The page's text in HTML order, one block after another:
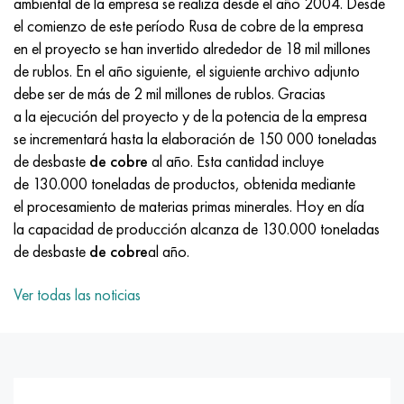
el comienzo de este período Rusa de cobre de la empresa
en el proyecto se han invertido alrededor de 18 mil millones
de rublos. En el año siguiente, el siguiente archivo adjunto
debe ser de más de 2 mil millones de rublos. Gracias
a la ejecución del proyecto y de la potencia de la empresa
se incrementará hasta la elaboración de 150 000 toneladas
de desbaste de cobre al año. Esta cantidad incluye
de 130.000 toneladas de productos, obtenida mediante
el procesamiento de materias primas minerales. Hoy en día
la capacidad de producción alcanza de 130.000 toneladas
de desbaste de cobreal año.
Ver todas las noticias
Incotherm
incotest
Jette M152
Cobalto 6B
maraging 250
René 41
47ND
47НХР
49KF
49K2F, 49K2FA-VI
Aleación 50N
Aleación 50NP
HN62VMYUT
HN62MVKYU
HN63MB
XN65VM
KhN65VMTYu
KhN67MVTYu
VT-35
PT-1M
PT-3V
PT-7M
2B
SPT-2 sv
1.4466 - AISI 310MoLn
Aleación Al6xn
15-7Ph® - 1.4532
PH 13-8 meses - 1.4534
1.4542 - 17-4Ph®
Custom 455® - 1.4543 - uns s45500
10X17H13M3T
10X18N18Yu4D
11X11N2V2MF
12Х18Н9Т
13X11N2V2MF
15x11mf
2,0872, CuNi10Fe1Mn, Cw352h
Bronce aluminio silicio
CW301G, C64200
bronce de silicio
C65500, CuAl11Fe3
C65620, CuSi3Fe2Zn3
latón rojo
C84400, CuSn2ZnPb
C83600, CuSn5ZnPb
45G2, 45g2, AISI 1144
Aleación de acero estructural
10g2, 10g2, AISI 1513
12X2H4A, 15NiCr13, 1.5752
AC14, 11SMnPb30
20G, 20mn5
Р6М5, 1.3343, hs6-5-2, sw7m
Р6М5К5, 1.3243, hs6-5-2-5
R6M5F3, 1.3344, hs6-5-3
9М4К8,1.3207
R12F3, 1.3318, sw12
P18, 1,3355, hs18-0-1, sw18